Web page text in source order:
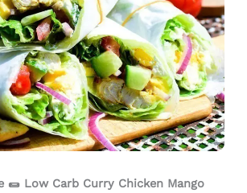
🌯 Low Carb Curry Chicken Mango